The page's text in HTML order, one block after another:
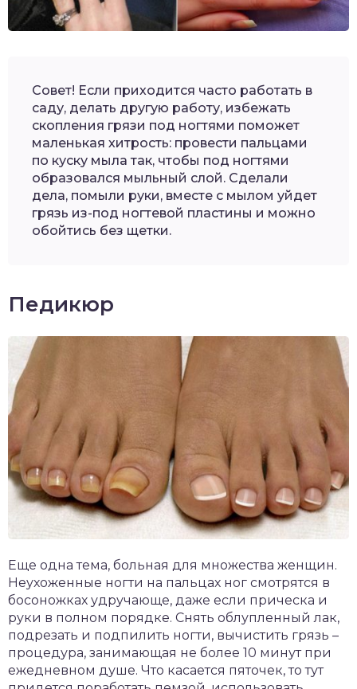
Совет! Если приходится часто работать в
саду, делать другую работу, избежать
скопления грязи под ногтями поможет
маленькая хитрость: провести пальцами
по куску мыла так, чтобы под ногтями
образовался мыльный слой. Сделали
дела, помыли руки, вместе с мылом уйдет
грязь из-под ногтевой пластины и можно
обойтись без щетки.
Педикюр
Еще одна тема, больная для множества женщин.
Неухоженные ногти на пальцах ног смотрятся в
босоножках удручающе, даже если прическа и
руки в полном порядке. Снять облупленный лак,
подрезать и подпилить ногти, вычистить грязь –
процедура, занимающая не более 10 минут при
ежедневном душе. Что касается пяточек, то тут